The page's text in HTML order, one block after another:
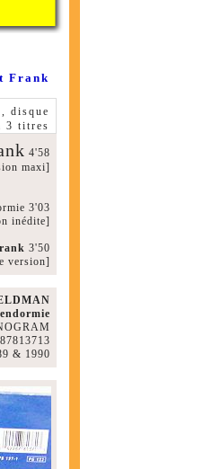
Frank
, disque
3 titres
4'58
maxi]
3'03
inédite]
3'50
version]
& 1990